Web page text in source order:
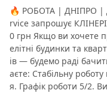
🔥 РОБОТА | ДНІПРО |
rvice запрошує
0 грн Якщо ви хочете
елітні будинки та
ів — будемо раді
аєте: Стабільну
я. Графік роботи 5/2.